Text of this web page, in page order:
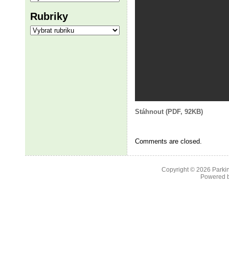
Rubriky
Rubriky
Stáhnout (PDF, 92KB)
Comments are closed.
Copyright © 2026
Powered